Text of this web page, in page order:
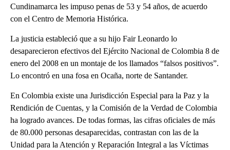
Cundinamarca les impuso penas de 53 y 54 años, de acuerdo
con el Centro de Memoria Histórica.
La justicia estableció que a su hijo Fair Leonardo lo
desaparecieron efectivos del Ejército Nacional de Colombia 8 de
enero del 2008 en un montaje de los llamados “falsos positivos”.
Lo encontró en una fosa en Ocaña, norte de Santander.
En Colombia existe una Jurisdicción Especial para la Paz y la
Rendición de Cuentas, y la Comisión de la Verdad de Colombia
ha logrado avances. De todas formas, las cifras oficiales de más
de 80.000 personas desaparecidas, contrastan con las de la
Unidad para la Atención y Reparación Integral a las Víctimas